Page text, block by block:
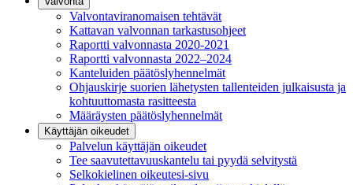
Valvontaviranomaisen tehtävät
Kattavan valvonnan tarkastusohjeet
Raportti valvonnasta 2020-2021
Raportti valvonnasta 2022–2024
Kanteluiden päätöslyhennelmät
Ohjauskirje suorien lähetysten tallenteiden julkaisusta ja
kohtuuttomasta rasitteesta
Määräysten päätöslyhennelmät
Käyttäjän oikeudet
Palvelun käyttäjän oikeudet
Tee saavutettavuuskantelu tai pyydä selvitystä
Selkokielinen oikeutesi-sivu